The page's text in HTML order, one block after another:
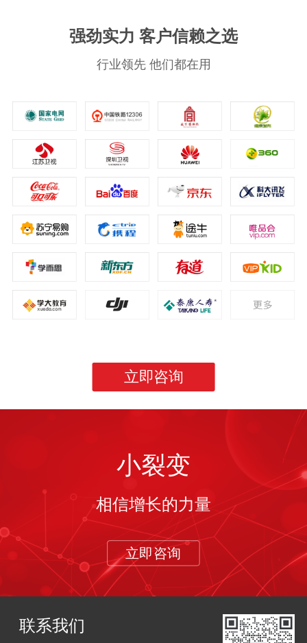
强劲实力 客户信赖之选
行业领先 他们都在用
立即咨询
小裂变
相信增长的力量
立即咨询
联系我们